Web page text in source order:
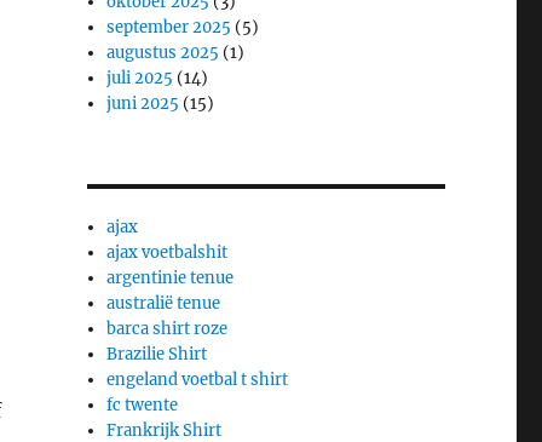
september 2025 (5)
augustus 2025 (1)
juli 2025 (14)
juni 2025 (15)
ajax
ajax voetbalshit
argentinie tenue
australië tenue
barca shirt roze
Brazilie Shirt
engeland voetbal t shirt
fc twente
Frankrijk Shirt